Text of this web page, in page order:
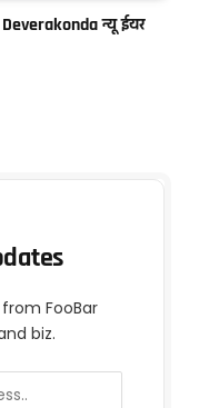
न्यू ईयर
FooBar
biz.